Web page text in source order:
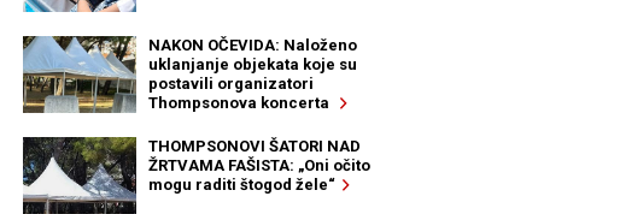
NAKON OČEVIDA: Naloženo
uklanjanje objekata koje su
postavili organizatori
Thompsonova koncerta
THOMPSONOVI ŠATORI NAD
ŽRTVAMA FAŠISTA: „Oni očito
mogu raditi štogod žele“